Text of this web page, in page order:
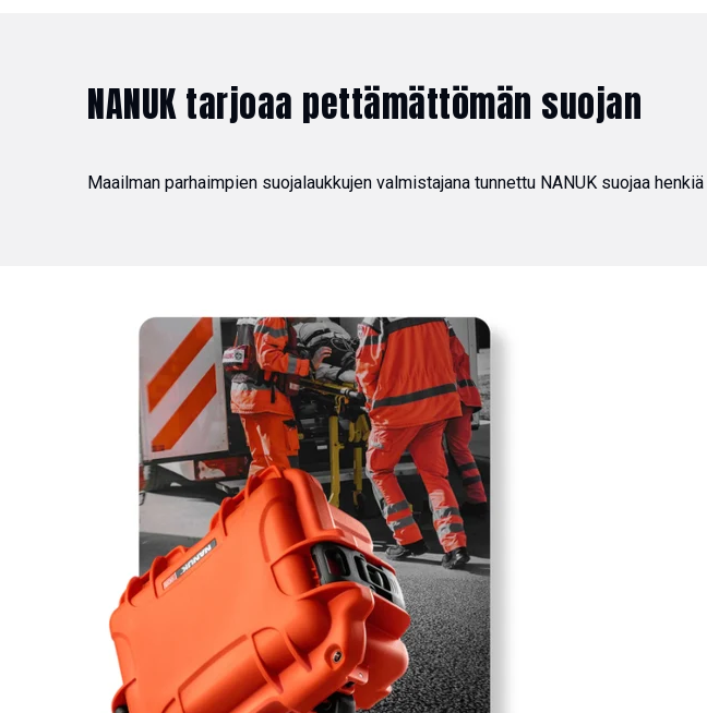
NANUK tarjoaa pettämättömän suojan
Maailman parhaimpien suojalaukkujen valmistajana tunnettu NANUK suojaa